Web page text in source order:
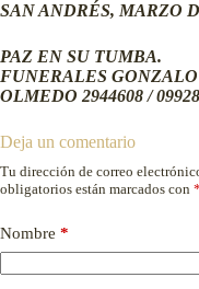
SAN ANDRÉS, MARZO
PAZ EN SU TUMBA.
FUNERALES
OLMEDO 2944608 /
Deja un comentario
Tu dirección de correo
obligatorios están marcados con *
Nombre *